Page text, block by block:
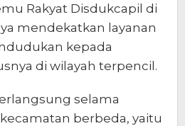
Rakyat Disdukcapil di
mendekatkan layanan
kepada
di wilayah terpencil.
selama
berbeda, yaitu